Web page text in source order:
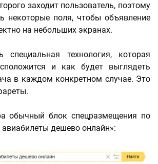
заходит пользователь, поэтому
некоторые поля, чтобы объявление
на небольших экранах.
специальная технология, которая
и как будет выглядеть
в каждом конкретном случае. Это
обычный блок спецразмещения по
авиабилеты дешево онлайн»: